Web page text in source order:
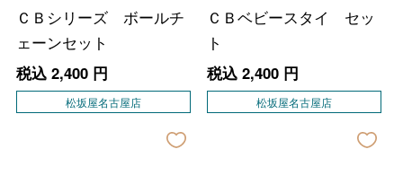
ＣＢシリーズ ボールチ
ェーンセット
税込 2,400円
松坂屋名古屋店
ＣＢベビースタイ セッ
ト
税込 2,400円
松坂屋名古屋店